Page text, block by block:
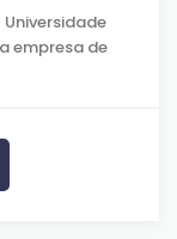
empresa de